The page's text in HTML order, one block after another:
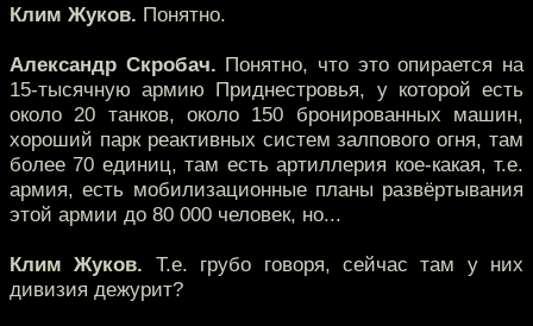
Клим Жуков. Понятно.
Александр Скробач. Понятно, что это опирается на
15-тысячную армию Приднестровья, у которой есть
около 20 танков, около 150 бронированных машин,
хороший парк реактивных систем залпового огня, там
более 70 единиц, там есть артиллерия кое-какая, т.е.
армия, есть мобилизационные планы развёртывания
этой армии до 80 000 человек, но...
Клим Жуков. Т.е. грубо говоря, сейчас там у них
дивизия дежурит?